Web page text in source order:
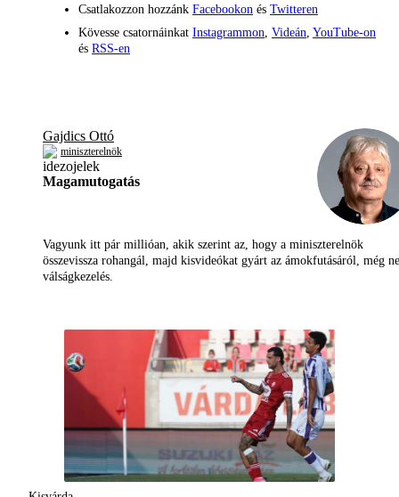
Csatlakozzon hozzánk Facebookon és Twitteren
Kövesse csatornáinkat Instagrammon, Videán, YouTube-on
és RSS-en
Gajdics Ottó
miniszterelnök
Magamutogatás
Vagyunk itt pár millióan, akik szerint az, hogy a miniszterelnök
összevissza rohangál, majd kisvideókat gyárt az ámokfutásáról, még
válságkezelés.